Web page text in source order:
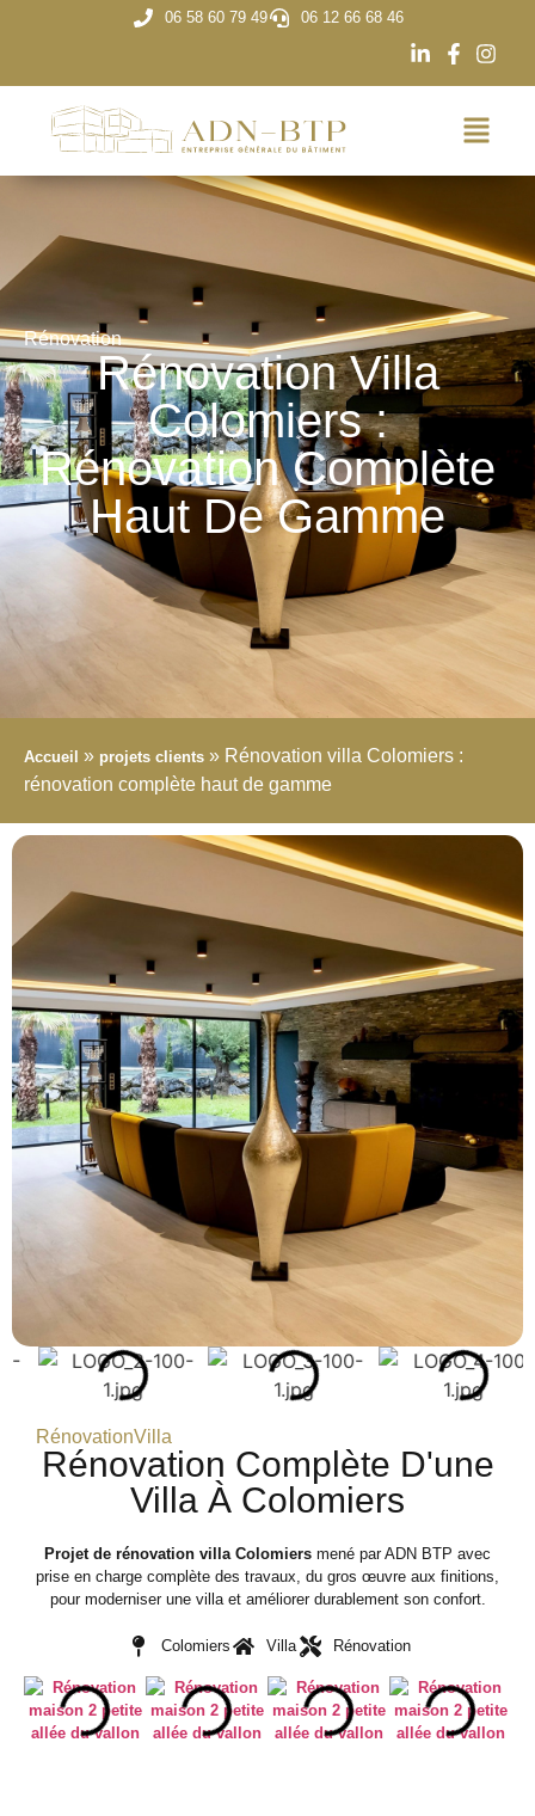
06 58 60 79 49 06 12 66 68 46
Rénovation
Rénovation Villa
Colomiers :
Rénovation Complète
Haut De Gamme
Accueil » projets clients » Rénovation villa Colomiers :
rénovation complète haut de gamme
RénovationVilla
Rénovation Complète D'une
Villa À Colomiers
Projet de rénovation villa Colomiers mené par ADN BTP avec
prise en charge complète des travaux, du gros œuvre aux finitions,
pour moderniser une villa et améliorer durablement son confort.
Colomiers Villa Rénovation